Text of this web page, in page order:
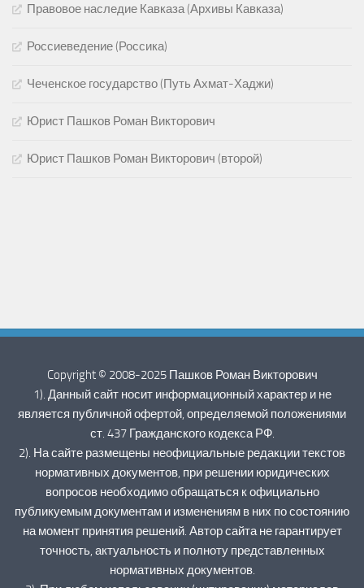
Правовое наследие Кавказа (Архивы Кавказа)
Россиеведение (Россика)
Чеченское государство (Путь Ахмат-Хаджи)
Юрист Пашков Роман Викторович
Юрист Пашков Роман Викторович (второй)
Copyright © 2008-2025 Пашков Роман Викторович
1). Данный сайт носит информационный характер и не
является публичной офертой, определяемой положениями
ст. 437 Гражданского кодекса РФ.
2). На сайте размещены неофициальные редакции текстов
нормативных документов, при решении юридических
вопросов необходимо обращаться к официально
публикуемым документам и изменениям в них по состоянию
на момент принятия решений. Автор сайта не гарантирует
точность, актуальность и полноту представленных
нормативных документов.